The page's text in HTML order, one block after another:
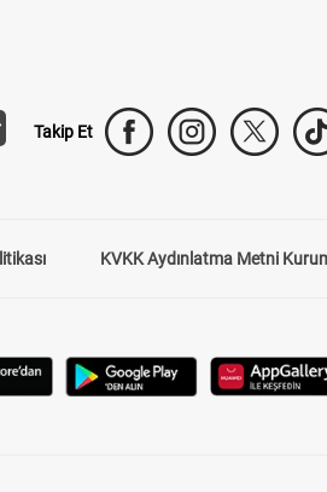
Takip Et
KVKK Aydınlatma Metni